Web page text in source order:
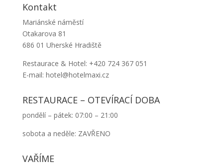
Kontakt
Mariánské náměstí
Otakarova 81
686 01 Uherské Hradiště
Restaurace & Hotel: +420 724 367 051
E-mail: hotel@hotelmaxi.cz
RESTAURACE – OTEVÍRACÍ DOBA
pondělí – pátek: 07:00 – 21:00
sobota a neděle: ZAVŘENO
VAŘÍME